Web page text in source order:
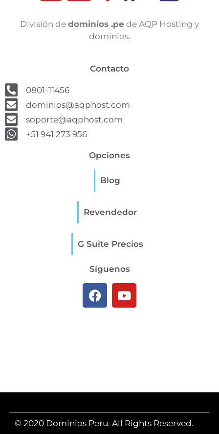
División de dominios .pe de AQP Hosting y
dominios.
Contacto
0801-11456
dominios@aqphost.com
soporte@aqphost.com
+51 941 273 956
Opciones
Blog
Revendedor
G Suite Precios
Síguenos
© 2020 Dominios Peru. All Rights Reserved.